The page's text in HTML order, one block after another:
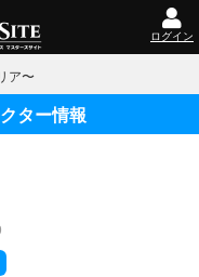
ログイン
ア〜
ター情報